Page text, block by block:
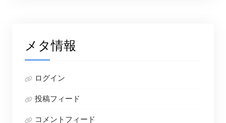
メタ情報
ログイン
投稿フィード
コメントフィード